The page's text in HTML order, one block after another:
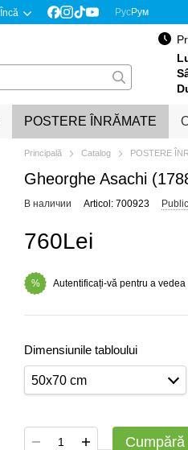
Încă РусРум
POSTERE ÎNRĂMATE
Principală Catalog POSTERE
Gheorghe Asachi
В наличии Articol: 700923
760Lei
% Autentificați-vă pentru a
Dimensiunile tabloului
50x70 cm